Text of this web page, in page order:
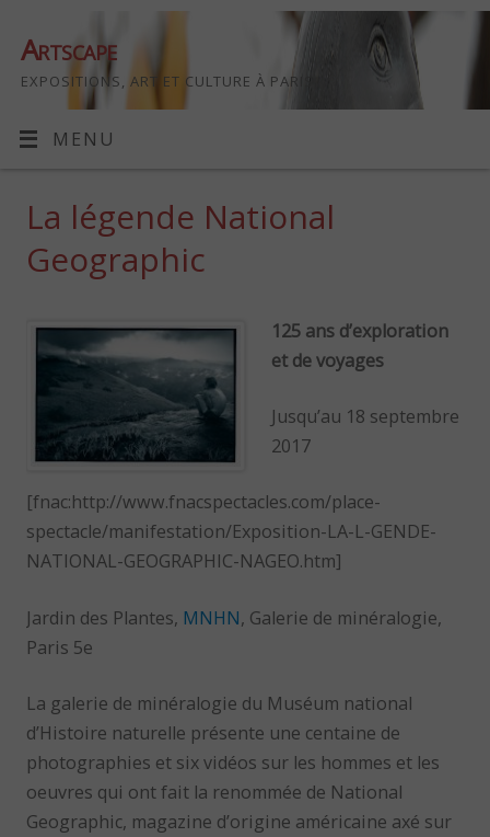
Artscape
EXPOSITIONS, ART ET CULTURE À PARIS
MENU
La légende National
Geographic
125 ans d’exploration
et de voyages
Jusqu’au 18 septembre
2017
[fnac:http://www.fnacspectacles.com/place-
spectacle/manifestation/Exposition-LA-L-GENDE-
NATIONAL-GEOGRAPHIC-NAGEO.htm]
Jardin des Plantes, MNHN, Galerie de minéralogie,
Paris 5e
La galerie de minéralogie du Muséum national
d’Histoire naturelle présente une centaine de
photographies et six vidéos sur les hommes et les
oeuvres qui ont fait la renommée de National
Geographic, magazine d’origine américaine axé sur